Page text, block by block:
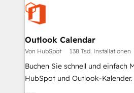
Outlook Calendar
Von HubSpot 138 Tsd. Installationen
Buchen Sie schnell und einfach
HubSpot und Outlook-Kalender.